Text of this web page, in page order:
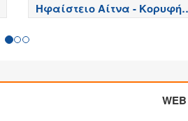
Ηφαίστειο Αίτνα - Κορυφή
κρατήρων, Etna